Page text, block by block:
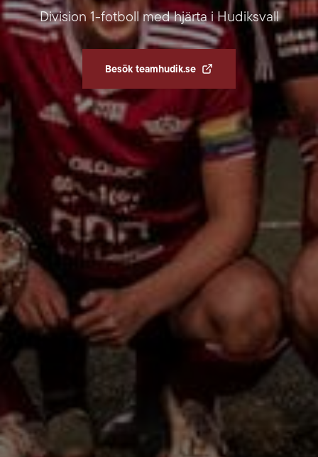
Division 1-fotboll med hjärta i Hudiksvall
Besök teamhudik.se